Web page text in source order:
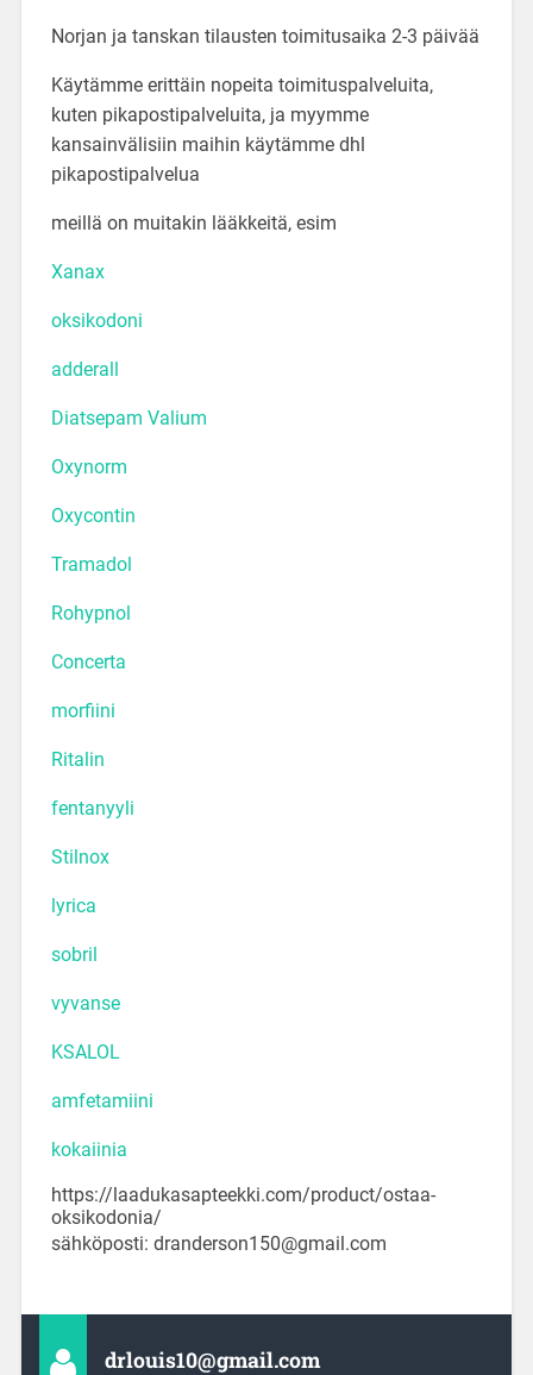
Norjan ja tanskan tilausten toimitusaika 2-3 päivää
Käytämme erittäin nopeita toimituspalveluita,
kuten pikapostipalveluita, ja myymme
kansainvälisiin maihin käytämme dhl
pikapostipalvelua
meillä on muitakin lääkkeitä, esim
Xanax
oksikodoni
adderall
Diatsepam Valium
Oxynorm
Oxycontin
Tramadol
Rohypnol
Concerta
morfiini
Ritalin
fentanyyli
Stilnox
lyrica
sobril
vyvanse
KSALOL
amfetamiini
kokaiinia
https://laadukasapteekki.com/product/ostaa-
oksikodonia/
sähköposti: dranderson150@gmail.com
drlouis10@gmail.com